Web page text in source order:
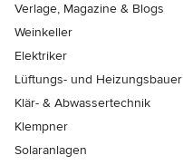
Verlage, Magazine & Blogs
Weinkeller
Elektriker
Lüftungs- und Heizungsbauer
Klär- & Abwassertechnik
Klempner
Solaranlagen